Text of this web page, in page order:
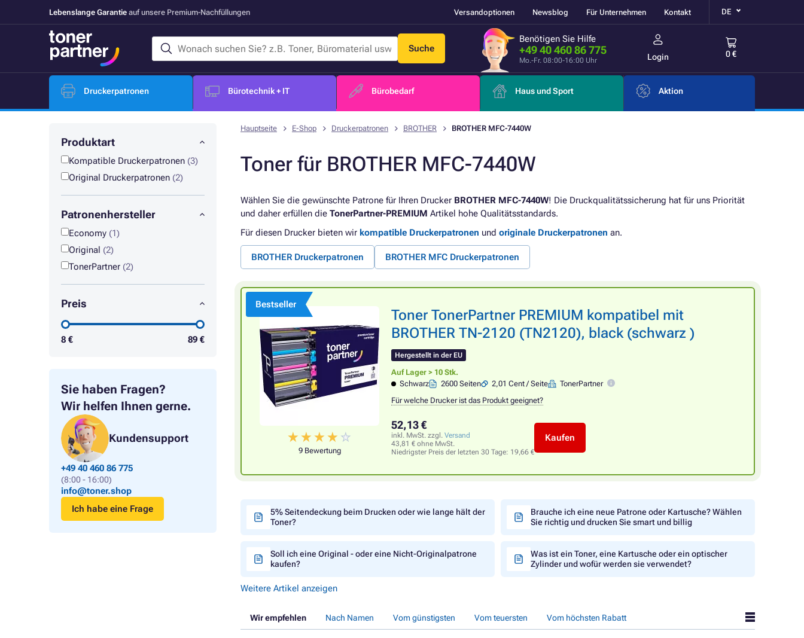
Lebenslange Garantie auf unsere Premium-Nachfüllungen Versandoptionen Newsblog Für Unternehmen Kontakt DE
Suche
Benötigen Sie Hilfe
+49 40 460 86 775
Mo.-Fr. 08:00-16:00 Uhr Login 0 €
Druckerpatronen Bürotechnik + IT Bürobedarf Haus und Sport Aktion
Produktart
Kompatible Druckerpatronen (3)
Original Druckerpatronen (2)
Patronenhersteller
Economy (1)
Original (2)
TonerPartner (2)
Preis
8 € 89 €
Sie haben Fragen?
Wir helfen Ihnen gerne.
Kundensupport
+49 40 460 86 775
(8:00 - 16:00)
info@toner.shop
Ich habe eine Frage
Hauptseite E-Shop Druckerpatronen BROTHER BROTHER MFC-7440W
Toner für BROTHER MFC-7440W
Wählen Sie die gewünschte Patrone für Ihren Drucker BROTHER MFC-7440W! Die Druckqualitätssicherung hat für uns Priorität
und daher erfüllen die TonerPartner-PREMIUM Artikel hohe Qualitätsstandards.
Für diesen Drucker bieten wir kompatible Druckerpatronen und originale Druckerpatronen an.
BROTHER Druckerpatronen BROTHER MFC Druckerpatronen
Bestseller
9 Bewertung
Toner TonerPartner PREMIUM kompatibel mit
BROTHER TN-2120 (TN2120), black (schwarz )
Hergestellt in der EU
Auf Lager > 10 Stk.
Schwarz
2600 Seiten 2,01 Cent / Seite
TonerPartner
Für welche Drucker ist das Produkt geeignet?
52,13 €
inkl. MwSt. zzgl. Versand
43,81 € ohne MwSt.
Niedrigster Preis der letzten 30 Tage: 19,66 €
Kaufen
5% Seitendeckung beim Drucken oder wie lange hält der
Toner?
Brauche ich eine neue Patrone oder Kartusche? Wählen
Sie richtig und drucken Sie smart und billig
Soll ich eine Original - oder eine Nicht-Originalpatrone
kaufen?
Was ist ein Toner, eine Kartusche oder ein optischer
Zylinder und wofür werden sie verwendet?
Weitere Artikel anzeigen
Wir empfehlen Nach Namen Vom günstigsten Vom teuersten Vom höchsten Rabatt